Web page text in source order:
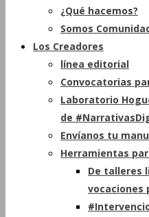
¿Qué hacemos?
Somos
Los Creadores
línea editorial
Convocatorias
Laboratorio
de
Envíanos tu
Herramientas
De talleres
vocaciones